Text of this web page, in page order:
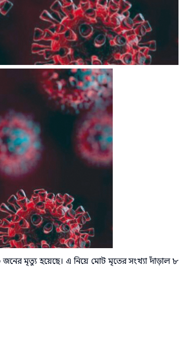
মৃত্যু হয়েছে। এ নিয়ে মোট মৃতের সংখ্যা দাঁড়াল ৮